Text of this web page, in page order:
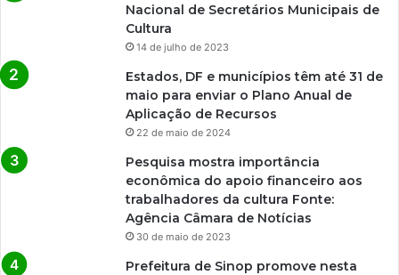
Nacional de Secretários Municipais de
Cultura
14 de julho de 2023
Estados, DF e municípios têm até 31 de
maio para enviar o Plano Anual de
Aplicação de Recursos
22 de maio de 2024
Pesquisa mostra importância
econômica do apoio financeiro aos
trabalhadores da cultura Fonte:
Agência Câmara de Notícias
30 de maio de 2023
Prefeitura de Sinop promove nesta